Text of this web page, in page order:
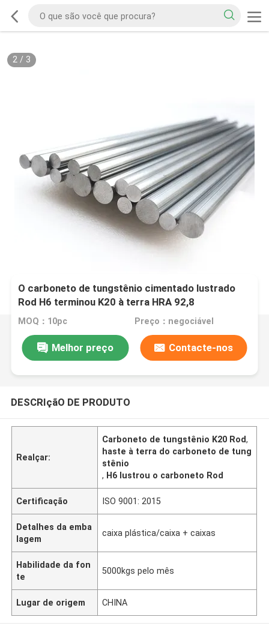
2/ 3
O carboneto de tungstênio cimentado lustrado
Rod H6 terminou K20 à terra HRA 92,8
MOQ：10pc Preço：negociável
Melhor preço Contacte-nos
DESCRIçãO DE PRODUTO
Realçar:
Carboneto de tungstênio K20 Rod,
haste à terra do carboneto de tung
stênio
, H6 lustrou o carboneto Rod
Certificação ISO 9001: 2015
Detalhes da emba
lagem
caixa plástica/caixa + caixas
Habilidade da fon
te
5000kgs pelo mês
Lugar de origem CHINA